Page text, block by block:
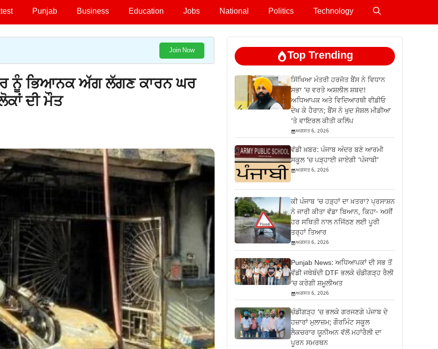
Punjab Business Education Jobs National Politics Technology
Join Now
ਨੂੰ ਭਿਆਨਕ ਅੱਗ ਲੱਗਣ ਕਾਰਨ ਘਰ
ਦੀ ਮੌਤ
Top Trending
ਸਿੱਖਿਆ ਮੰਤਰੀ ਹਰਜੋਤ ਬੈਂਸ ਨੇ ਵਿਧਾਨ
ਸਭਾ ‘ਚ ਵਰਤੇ ਅਸ਼ਲੀਲ ਸ਼ਬਦ!
ਅਧਿਆਪਕ ਅਤੇ ਵਿਦਿਆਰਥੀ ਵੀਡੀਓ
ਦੇਖ ਕੇ ਹੈਰਾਨ; ਬੈਂਸ ਨੇ ਖੁਦ ਸੋਸ਼ਲ ਮੀਡੀਆ
‘ਤੇ ਵਾਇਰਲ ਕੀਤੀ ਕਲਿੱਪ
ਅਗਸਤ 6, 2026
ਵੱਡੀ ਖ਼ਬਰ: ਪੰਜਾਬ ਅੰਦਰ ਬਣੇ ਆਰਮੀ
ਸਕੂਲ ‘ਚ ਪੜ੍ਹਾਈ ਜਾਏਗੀ ‘ਪੰਜਾਬੀ’
ਅਗਸਤ 6, 2026
ਕੀ ਪੰਜਾਬ ‘ਚ ਹੜ੍ਹਾਂ ਦਾ ਖ਼ਤਰਾ? ਪ੍ਰਸਾਸ਼ਨ
ਨੇ ਜਾਰੀ ਕੀਤਾ ਵੱਡਾ ਬਿਆਨ, ਕਿਹਾ- ਅਸੀਂ
ਹਰ ਸਥਿਤੀ ਨਾਲ ਨਜਿੱਠਣ ਲਈ ਪੂਰੀ
ਤਰ੍ਹਾਂ ਤਿਆਰ
ਅਗਸਤ 6, 2026
Punjab News: ਅਧਿਆਪਕਾਂ ਦੀ ਸਭ ਤੋਂ
ਵੱਡੀ ਜਥੇਬੰਦੀ DTF ਭਲਕੇ ਚੰਡੀਗੜ੍ਹ ਰੈਲੀ
‘ਚ ਕਰੇਗੀ ਸ਼ਮੂਲੀਅਤ
ਅਗਸਤ 6, 2026
ਚੰਡੀਗੜ੍ਹ ‘ਚ ਭਲਕੇ ਗਰਜਣਗੇ ਪੰਜਾਬ ਦੇ
ਹਜ਼ਾਰਾਂ ਮੁਲਾਜ਼ਮ; ਗੌਰਮਿੰਟ ਸਕੂਲ
ਲੈਕਚਰਾਰ ਯੂਨੀਅਨ ਵੱਲੋਂ ਮਹਾਂਰੈਲੀ ਦਾ
ਪੂਰਨ ਸਮਰਥਨ